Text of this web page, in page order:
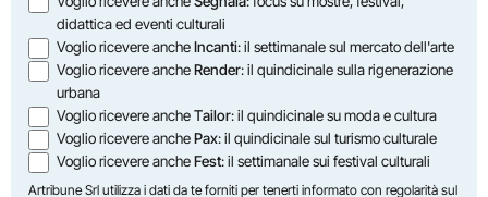
didattica ed eventi culturali
Voglio ricevere ancheIncanti: il settimanale sul mercato dell'arte
Voglio ricevere ancheRender: il quindicinale sulla rigenerazione
urbana
Voglio ricevere ancheTailor: il quindicinale su moda e cultura
Voglio ricevere anchePax: il quindicinale sul turismo culturale
Voglio ricevere ancheFest: il settimanale sui festival culturali
Artribune Srl utilizza i dati da te forniti per tenerti informato con regolarità sul